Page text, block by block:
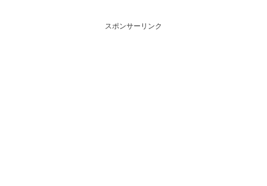
スポンサーリンク